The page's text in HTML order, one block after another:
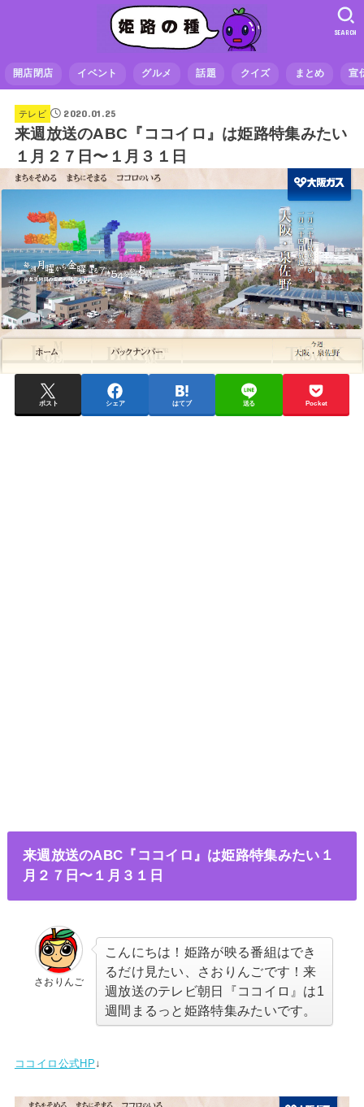
開店閉店 イベント グルメ 話題 クイズ まとめ 宣
SEARCH
テレビ 2020.01.25
来週放送のABC『ココイロ』は姫路特集みたい
１月２７日〜１月３１日
ポスト シェア はてブ 送る Pocket
来週放送のABC『ココイロ』は姫路特集みたい１
月２７日〜１月３１日
さおりんご
こんにちは！姫路が映る番組はでき
るだけ見たい、さおりんごです！来
週放送のテレビ朝日『ココイロ』は1
週間まるっと姫路特集みたいです。
ココイロ公式HP↓